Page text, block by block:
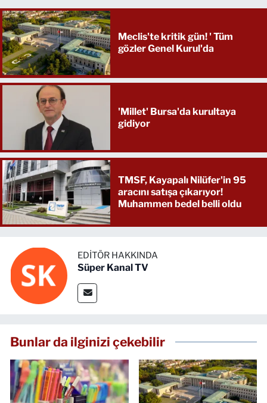
Meclis'te kritik gün! ' Tüm
gözler Genel Kurul'da
'Millet' Bursa'da kurultaya
gidiyor
TMSF, Kayapalı Nilüfer'in 95
aracını satışa çıkarıyor!
Muhammen bedel belli oldu
EDITÖR HAKKINDA
Süper Kanal TV
Bunlar da ilginizi çekebilir